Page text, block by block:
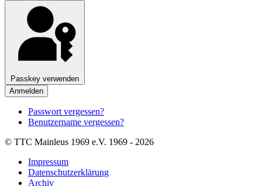
Passkey verwenden
Anmelden
Passwort vergessen?
Benutzername vergessen?
© TTC Mainleus 1969 e.V. 1969 - 2026
Impressum
Datenschutzerklärung
Archiv